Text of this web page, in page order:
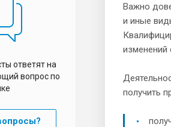
Важно
и иные
изменений
получить
ответят на
вопрос по